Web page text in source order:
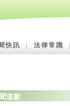
快訊 法律常識
道歉